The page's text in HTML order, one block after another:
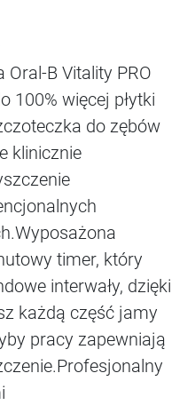
B Vitality PRO
100% więcej płytki
do zębów
klinicznie
timer, który
interwały, dzięki
każdą część jamy
pracy zapewniają